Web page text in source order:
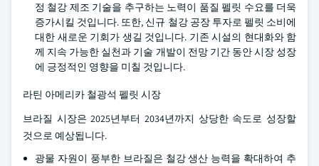
정 철강 제조 기술을 추구하는 노력이 품질 펠릿 수요를 더욱
증가시킬 것입니다. 또한, 신규 철강 공장 투자로 펠릿 소비에
대한 새로운 기회가 생길 것입니다. 기존 시설의 현대화와 함
께 지속 가능한 실천과 기술 개발이 전망 기간 동안 시장 성장
에 긍정적인 영향을 미칠 것입니다.
라틴 아메리카 철광석 펠릿 시장
브라질 시장은 2025년부터 2034년까지 상당한 속도로 성장할
것으로 예상됩니다.
광물 자원이 풍부한 브라질은 철강 생산 능력을 확대하여 추